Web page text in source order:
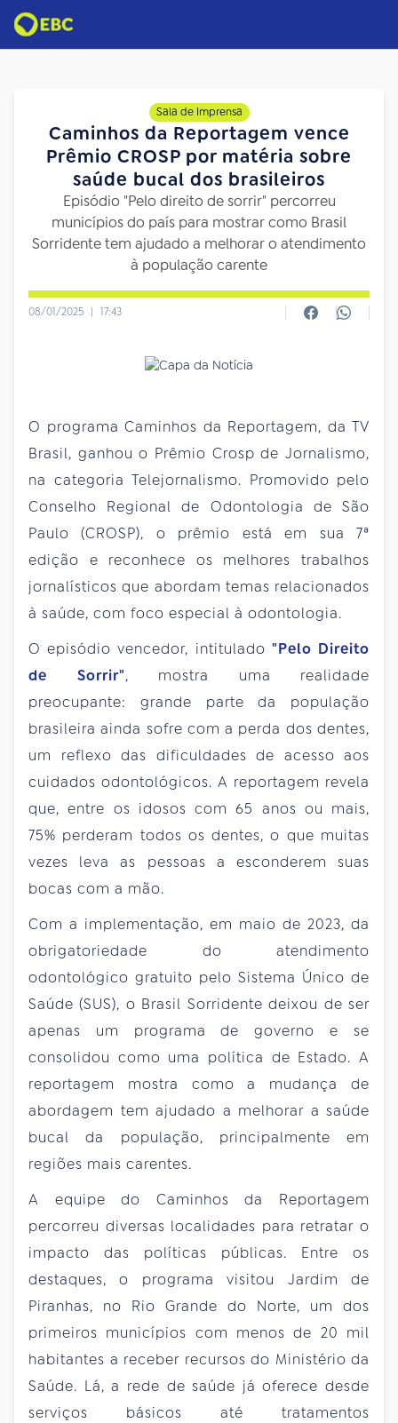
Sala de Imprensa
Caminhos da Reportagem vence
Prêmio CROSP por matéria sobre
saúde bucal dos brasileiros
Episódio "Pelo direito de sorrir" percorreu
municípios do país para mostrar como Brasil
Sorridente tem ajudado a melhorar o atendimento
à população carente
08/01/2025 | 17:43
O programa Caminhos da Reportagem, da TV
Brasil, ganhou o Prêmio Crosp de Jornalismo,
na categoria Telejornalismo. Promovido pelo
Conselho Regional de Odontologia de São
Paulo (CROSP), o prêmio está em sua 7ª
edição e reconhece os melhores trabalhos
jornalísticos que abordam temas relacionados
à saúde, com foco especial à odontologia.
O episódio vencedor, intitulado "Pelo Direito
de Sorrir", mostra uma realidade
preocupante: grande parte da população
brasileira ainda sofre com a perda dos dentes,
um reflexo das dificuldades de acesso aos
cuidados odontológicos. A reportagem revela
que, entre os idosos com 65 anos ou mais,
75% perderam todos os dentes, o que muitas
vezes leva as pessoas a esconderem suas
bocas com a mão.
Com a implementação, em maio de 2023, da
obrigatoriedade do atendimento
odontológico gratuito pelo Sistema Único de
Saúde (SUS), o Brasil Sorridente deixou de ser
apenas um programa de governo e se
consolidou como uma política de Estado. A
reportagem mostra como a mudança de
abordagem tem ajudado a melhorar a saúde
bucal da população, principalmente em
regiões mais carentes.
A equipe do Caminhos da Reportagem
percorreu diversas localidades para retratar o
impacto das políticas públicas. Entre os
destaques, o programa visitou Jardim de
Piranhas, no Rio Grande do Norte, um dos
primeiros municípios com menos de 20 mil
habitantes a receber recursos do Ministério da
Saúde. Lá, a rede de saúde já oferece desde
serviços básicos até tratamentos